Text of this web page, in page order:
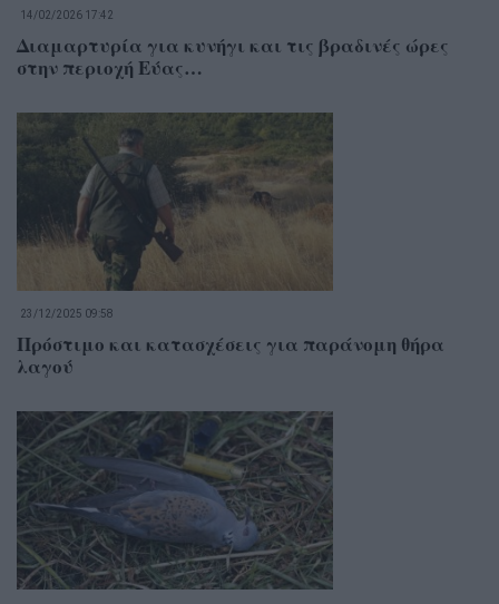
14/02/2026 17:42
Διαμαρτυρία για κυνήγι και τις βραδινές ώρες
στην περιοχή Εύας…
23/12/2025 09:58
Πρόστιμο και κατασχέσεις για παράνομη θήρα
λαγού